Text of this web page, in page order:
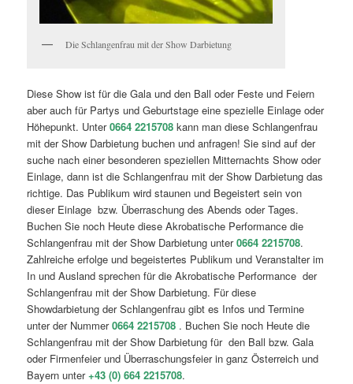
Die Schlangenfrau mit der Show Darbietung
Diese Show ist für die Gala und den Ball oder Feste und Feiern
aber auch für Partys und Geburtstage eine spezielle Einlage oder
Höhepunkt. Unter0664 2215708 kann man diese Schlangenfrau
mit der Show Darbietung buchen und anfragen! Sie sind auf der
suche nach einer besonderen speziellen Mitternachts Show oder
Einlage, dann ist die Schlangenfrau mit der Show Darbietung das
richtige. Das Publikum wird staunen und Begeistert sein von
dieser Einlage bzw. Überraschung des Abends oder Tages.
Buchen Sie noch Heute diese Akrobatische Performance die
Schlangenfrau mit der Show Darbietung unter0664 2215708.
Zahlreiche erfolge und begeistertes Publikum und Veranstalter im
In und Ausland sprechen für die Akrobatische Performance der
Schlangenfrau mit der Show Darbietung. Für diese
Showdarbietung der Schlangenfrau gibt es Infos und Termine
unter der Nummer 0664 2215708 . Buchen Sie noch Heute die
Schlangenfrau mit der Show Darbietung für den Ball bzw. Gala
oder Firmenfeier und Überraschungsfeier in ganz Österreich und
Bayern unter+43 (0) 664 2215708.